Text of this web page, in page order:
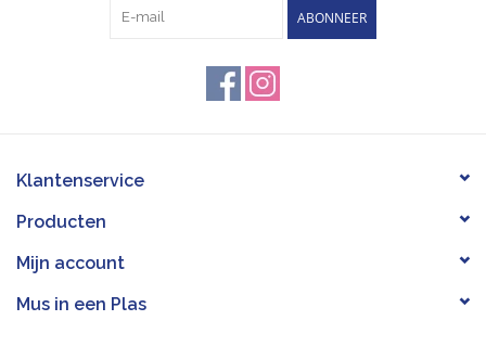
ABONNEER
Klantenservice
Producten
Mijn account
Mus in een Plas